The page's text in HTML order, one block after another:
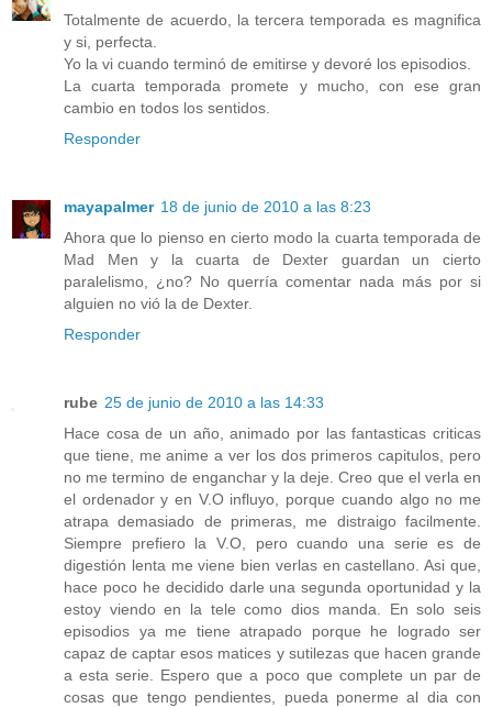
Totalmente de acuerdo, la tercera temporada es magnifica
y si, perfecta.
Yo la vi cuando terminó de emitirse y devoré los episodios.
La cuarta temporada promete y mucho, con ese gran
cambio en todos los sentidos.
Responder
mayapalmer 18 de junio de 2010 a las 8:23
Ahora que lo pienso en cierto modo la cuarta temporada de
Mad Men y la cuarta de Dexter guardan un cierto
paralelismo, ¿no? No querría comentar nada más por si
alguien no vió la de Dexter.
Responder
rube 25 de junio de 2010 a las 14:33
Hace cosa de un año, animado por las fantasticas criticas
que tiene, me anime a ver los dos primeros capitulos, pero
no me termino de enganchar y la deje. Creo que el verla en
el ordenador y en V.O influyo, porque cuando algo no me
atrapa demasiado de primeras, me distraigo facilmente.
Siempre prefiero la V.O, pero cuando una serie es de
digestión lenta me viene bien verlas en castellano. Asi que,
hace poco he decidido darle una segunda oportunidad y la
estoy viendo en la tele como dios manda. En solo seis
episodios ya me tiene atrapado porque he logrado ser
capaz de captar esos matices y sutilezas que hacen grande
a esta serie. Espero que a poco que complete un par de
cosas que tengo pendientes, pueda ponerme al dia con